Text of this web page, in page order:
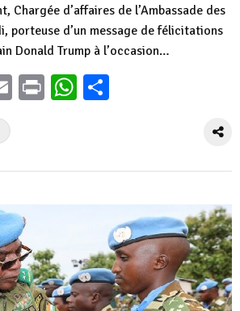
Chargée d’affaires de l’Ambassade des
porteuse d’un message de félicitations
Donald Trump à l’occasion…
EmailPrintWhatsApp